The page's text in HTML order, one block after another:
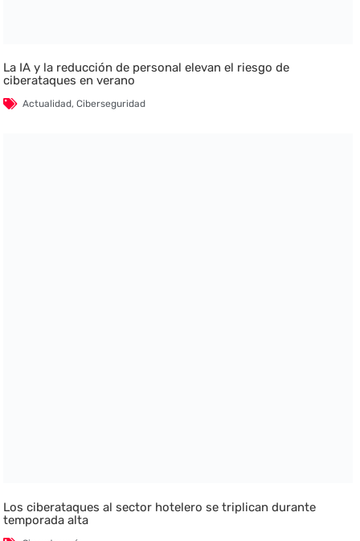
La IA y la reducción de personal elevan el riesgo de
ciberataques en verano
Actualidad,Ciberseguridad
Los ciberataques al sector hotelero se triplican durante
temporada alta